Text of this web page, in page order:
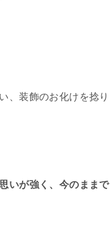
、装飾のお化けを捻り
いが強く、今のままで